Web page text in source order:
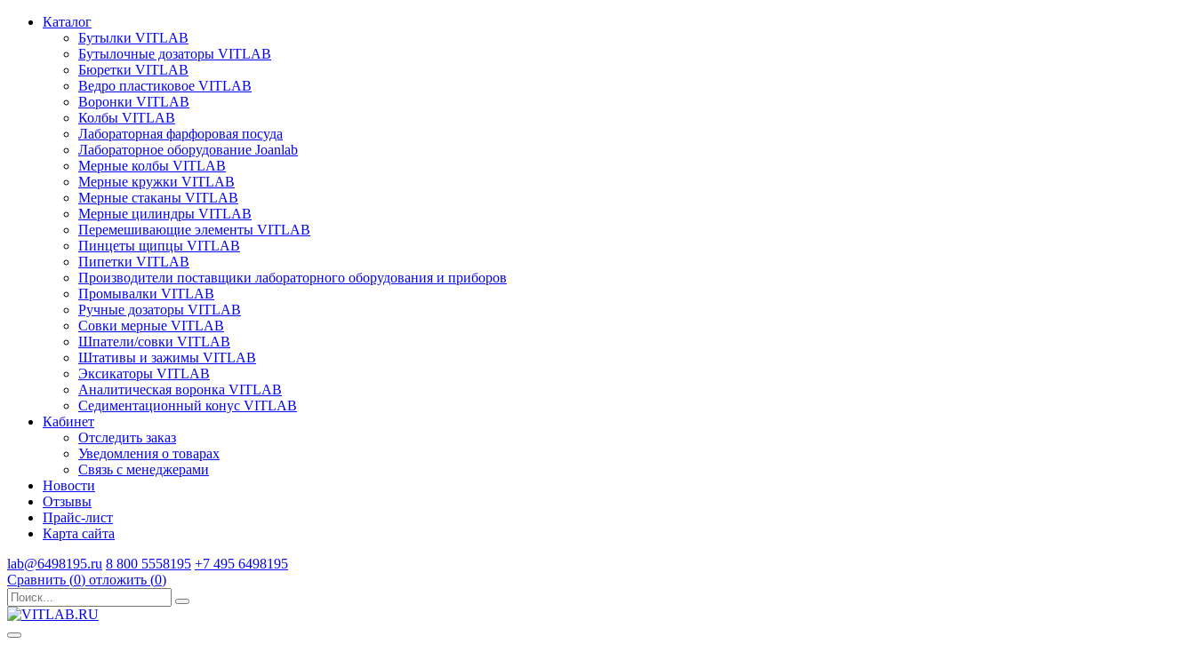
Каталог
Бутылки VITLAB
Бутылочные дозаторы VITLAB
Бюретки VITLAB
Ведро пластиковое VITLAB
Воронки VITLAB
Колбы VITLAB
Лабораторная фарфоровая посуда
Лабораторное оборудование Joanlab
Мерные колбы VITLAB
Мерные кружки VITLAB
Мерные стаканы VITLAB
Мерные цилиндры VITLAB
Перемешивающие элементы VITLAB
Пинцеты щипцы VITLAB
Пипетки VITLAB
Производители поставщики лабораторного оборудования и приборов
Промывалки VITLAB
Ручные дозаторы VITLAB
Совки мерные VITLAB
Шпатели/совки VITLAB
Штативы и зажимы VITLAB
Эксикаторы VITLAB
Аналитическая воронка VITLAB
Седиментационный конус VITLAB
Кабинет
Отследить заказ
Уведомления о товарах
Связь с менеджерами
Новости
Отзывы
Прайс-лист
Карта сайта
lab@6498195.ru 8 800 5558195 +7 495 6498195
Сравнить (0) отложить (0)